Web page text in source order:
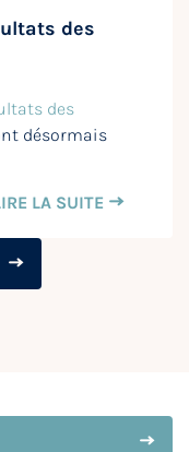
des
des
désormais
LA SUITE